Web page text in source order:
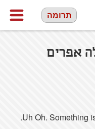
תרומה
אפרים
Uh Oh. Something